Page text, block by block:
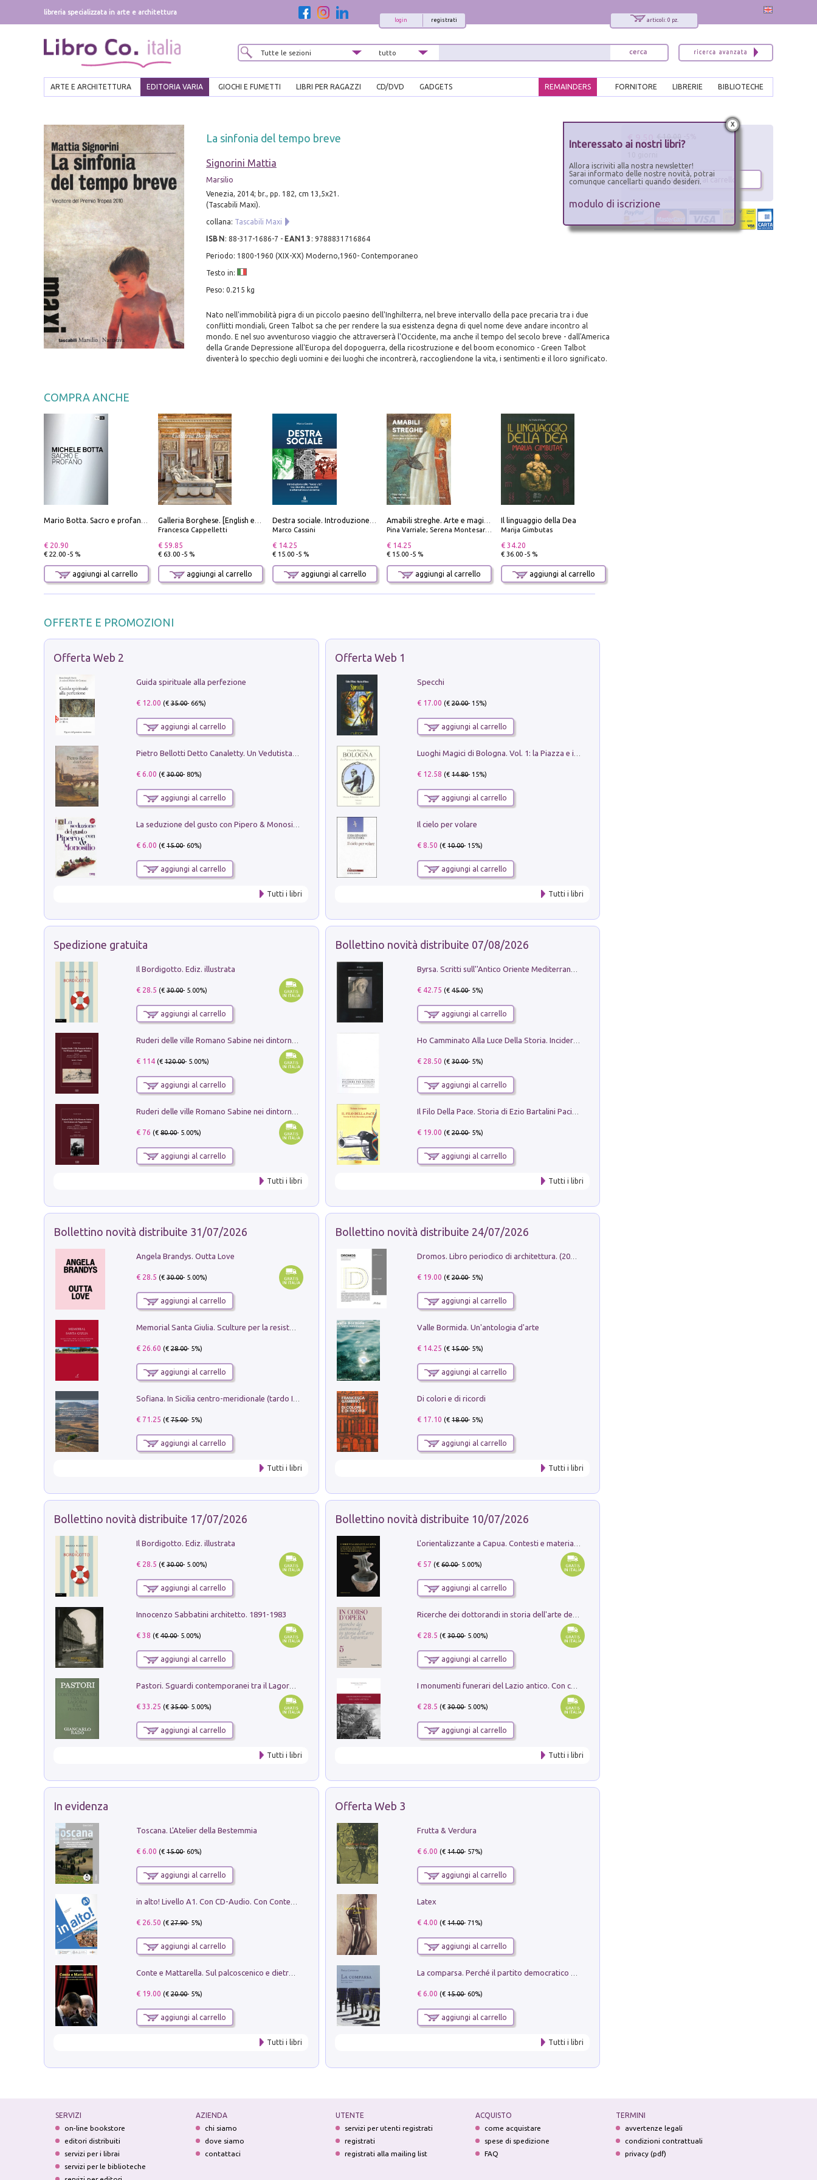
libreria specializzata in arte e architettura
articoli: 0 pz.
registrati
login
ARTE E ARCHITETTURA EDITORIA VARIA GIOCHI E FUMETTI LIBRI PER RAGAZZI CD/DVD GADGETS BIBLIOTECHE
LIBRERIE
FORNITORE
REMAINDERS
La sinfonia del tempo breve
Signorini Mattia
Marsilio
Venezia, 2014; br., pp. 182, cm 13,5x21.
(Tascabili Maxi).
collana: Tascabili Maxi
ISBN : 88-317-1686-7 - EAN13 : 9788831716864
Periodo: 1800-1960 (XIX-XX) Moderno,1960- Contemporaneo
Testo in:
Peso: 0.215 kg
Nato nell'immobilità pigra di un piccolo paesino dell'Inghilterra, nel breve intervallo della pace precaria tra i due
conflitti mondiali, Green Talbot sa che per rendere la sua esistenza degna di quel nome deve andare incontro al
mondo. E nel suo avventuroso viaggio che attraverserà l'Occidente, ma anche il tempo del secolo breve - dall'America
della Grande Depressione all'Europa del dopoguerra, della ricostruzione e del boom economico - Green Talbot
diventerà lo specchio degli uomini e dei luoghi che incontrerà, raccogliendone la vita, i sentimenti e il loro significato.
COMPRA ANCHE
€ 20.90
€ 22.00 -5 %
aggiungi al carrello
Francesca Cappelletti
€ 59.85
€ 63.00 -5 %
aggiungi al carrello
Marco Cassini
€ 14.25
€ 15.00 -5 %
aggiungi al carrello
Pina Varriale; Serena Montesarchio
€ 14.25
€ 15.00 -5 %
aggiungi al carrello
Il linguaggio della Dea
Marija Gimbutas
€ 34.20
€ 36.00 -5 %
aggiungi al carrello
OFFERTE E PROMOZIONI
Offerta Web 2
Guida spirituale alla perfezione
€ 12.00 (€35.00- 66%)
aggiungi al carrello
€ 6.00 (€30.00- 80%)
aggiungi al carrello
€ 6.00 (€15.00- 60%)
aggiungi al carrello
Tutti i libri
Offerta Web 1
Specchi
€ 17.00 (€20.00- 15%)
aggiungi al carrello
€ 12.58 (€14.80- 15%)
aggiungi al carrello
Il cielo per volare
€ 8.50 (€10.00- 15%)
aggiungi al carrello
Tutti i libri
Spedizione gratuita
Il Bordigotto. Ediz. illustrata
€ 28.5 (€30.00- 5.00%)
aggiungi al carrello
€ 114(€120.00- 5.00%)
aggiungi al carrello
€ 76 (€80.00- 5.00%)
aggiungi al carrello
Tutti i libri
Bollettino novità distribuite 07/08/2026
€ 42.75 (€45.00- 5%)
aggiungi al carrello
€ 28.50 (€30.00- 5%)
aggiungi al carrello
€ 19.00 (€20.00- 5%)
aggiungi al carrello
Tutti i libri
Bollettino novità distribuite 31/07/2026
Angela Brandys. Outta Love
€ 28.5 (€30.00- 5.00%)
aggiungi al carrello
Memorial Santa Giulia. Sculture per la resistenza Monchio di Palagano
€ 26.60 (€28.00- 5%)
aggiungi al carrello
€ 71.25 (€75.00- 5%)
aggiungi al carrello
Tutti i libri
Bollettino novità distribuite 24/07/2026
€ 19.00 (€20.00- 5%)
aggiungi al carrello
Valle Bormida. Un'antologia d'arte
€ 14.25 (€15.00- 5%)
aggiungi al carrello
Di colori e di ricordi
€ 17.10 (€18.00- 5%)
aggiungi al carrello
Tutti i libri
Bollettino novità distribuite 17/07/2026
Il Bordigotto. Ediz. illustrata
€ 28.5 (€30.00- 5.00%)
aggiungi al carrello
Innocenzo Sabbatini architetto. 1891-1983
€ 38 (€40.00- 5.00%)
aggiungi al carrello
Pastori. Sguardi contemporanei tra il Lagorai e la pianura. Ediz. illustrata
€ 33.25 (€35.00- 5.00%)
aggiungi al carrello
Tutti i libri
Bollettino novità distribuite 10/07/2026
€ 57 (€60.00- 5.00%)
aggiungi al carrello
€ 28.5 (€30.00- 5.00%)
aggiungi al carrello
€ 28.5 (€30.00- 5.00%)
aggiungi al carrello
Tutti i libri
In evidenza
Toscana. L'Atelier della Bestemmia
€ 6.00 (€15.00- 60%)
aggiungi al carrello
€ 26.50 (€27.90- 5%)
aggiungi al carrello
Conte e Mattarella. Sul palcoscenico e dietro le quinte del Quirinale. Un racconto sulle istituzioni
€ 19.00 (€20.00- 5%)
aggiungi al carrello
Tutti i libri
Offerta Web 3
Frutta & Verdura
€ 6.00 (€14.00- 57%)
aggiungi al carrello
Latex
€ 4.00 (€14.00- 71%)
aggiungi al carrello
€ 6.00 (€15.00- 60%)
aggiungi al carrello
Tutti i libri
€ 9.50
aggiungi al carrello
SERVIZI
on-line bookstore
editori distribuiti
servizi per i librai
servizi per le biblioteche
AZIENDA
chi siamo
dove siamo
contattaci
UTENTE
servizi per utenti registrati
registrati
registrati alla mailing list
ACQUISTO
come acquistare
spese di spedizione
FAQ
TERMINI
avvertenze legali
condizioni contrattuali
privacy (pdf)
x
Interessato ai nostri libri?
Allora iscriviti alla nostra newsletter!
Sarai informato delle nostre novità, potrai
comunque cancellarti quando desideri.
modulo di iscrizione